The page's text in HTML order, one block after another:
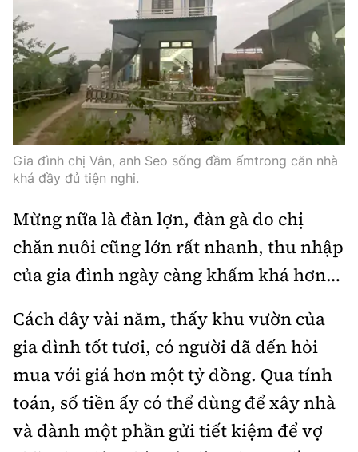
Gia đình chị Vân, anh Seo sống đầm ấmtrong căn nhà
khá đầy đủ tiện nghi.
Mừng nữa là đàn lợn, đàn gà do chị
chăn nuôi cũng lớn rất nhanh, thu nhập
của gia đình ngày càng khấm khá hơn…
Cách đây vài năm, thấy khu vườn của
gia đình tốt tươi, có người đã đến hỏi
mua với giá hơn một tỷ đồng. Qua tính
toán, số tiền ấy có thể dùng để xây nhà
và dành một phần gửi tiết kiệm để vợ